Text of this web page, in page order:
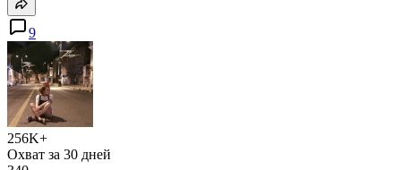
9
256K+
Охват за 30 дней